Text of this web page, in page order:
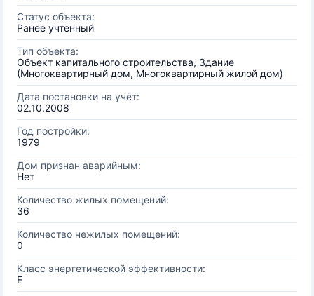
Статус объекта:
Ранее учтенный
Тип объекта:
Объект капитального строительства, Здание
(Многоквартирный дом, Многоквартирный жилой дом)
Дата постановки на учёт:
02.10.2008
Год постройки:
1979
Дом признан аварийным:
Нет
Количество жилых помещений:
36
Количество нежилых помещений:
0
Класс энергетической эффективности:
E